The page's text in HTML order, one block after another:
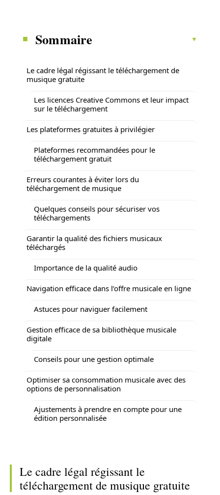
Sommaire
Le cadre légal régissant le téléchargement de
musique gratuite
Les licences Creative Commons et leur impact
sur le téléchargement
Les plateformes gratuites à privilégier
Plateformes recommandées pour le
téléchargement gratuit
Erreurs courantes à éviter lors du
téléchargement de musique
Quelques conseils pour sécuriser vos
téléchargements
Garantir la qualité des fichiers musicaux
téléchargés
Importance de la qualité audio
Navigation efficace dans l’offre musicale en ligne
Astuces pour naviguer facilement
Gestion efficace de sa bibliothèque musicale
digitale
Conseils pour une gestion optimale
Optimiser sa consommation musicale avec des
options de personnalisation
Ajustements à prendre en compte pour une
édition personnalisée
Le cadre légal régissant le
téléchargement de musique gratuite